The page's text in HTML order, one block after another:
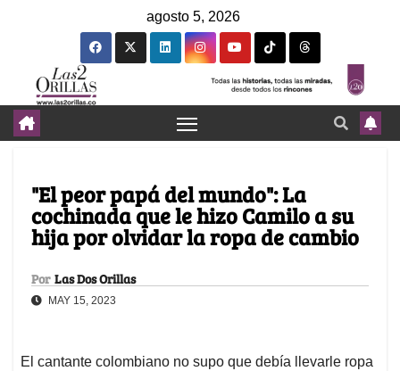
agosto 5, 2026
"El peor papá del mundo": La
cochinada que le hizo Camilo a su
hija por olvidar la ropa de cambio
Por Las Dos Orillas
MAY 15, 2023
El cantante colombiano no supo que debía llevarle ropa